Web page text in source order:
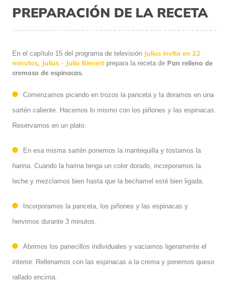
PREPARACIÓN DE LA RECETA
En el capítulo 15 del programa de televisión Julius invita en 22
minutos, Julius - Julio Bienert prepara la receta de Pan relleno de
cremoso de espinacas.
Comenzamos picando en trozos la panceta y la doramos en una
sartén caliente. Hacemos lo mismo con los piñones y las espinacas.
Reservamos en un plato.
En esa misma sartén ponemos la mantequilla y tostamos la
harina. Cuando la harina tenga un color dorado, incorporamos la
leche y mezclamos bien hasta que la bechamel esté bien ligada.
Incorporamos la panceta, los piñones y las espinacas y
hervimos durante 3 minutos.
Abrimos los panecillos individuales y vaciamos ligeramente el
interior. Rellenamos con las espinacas a la crema y ponemos queso
rallado encima.